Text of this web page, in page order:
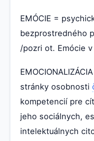
EMÓCIE =
bezprostredného
/pozri ot. Emócie
stránky osobnosti
kompetencií pre
jeho sociálnych,
intelektuálnych